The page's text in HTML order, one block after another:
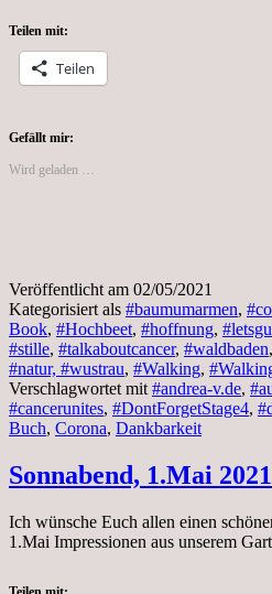
Teilen mit:
Teilen
Gefällt mir:
Wird geladen …
Veröffentlicht am 02/05/2021
Kategorisiert als #baumumarmen,
Book, #Hochbeet, #hoffnung,
#stille, #talkaboutcancer, #waldbaden,
#natur, #wustrau, #Walking,
Verschlagwortet mit #andrea-v.de,
#cancerunites, #DontForgetStage4,
Buch, Corona, Dankbarkeit
Sonnabend, 1.Mai 2021
Ich wünsche Euch allen einen
1.Mai Impressionen aus unserem